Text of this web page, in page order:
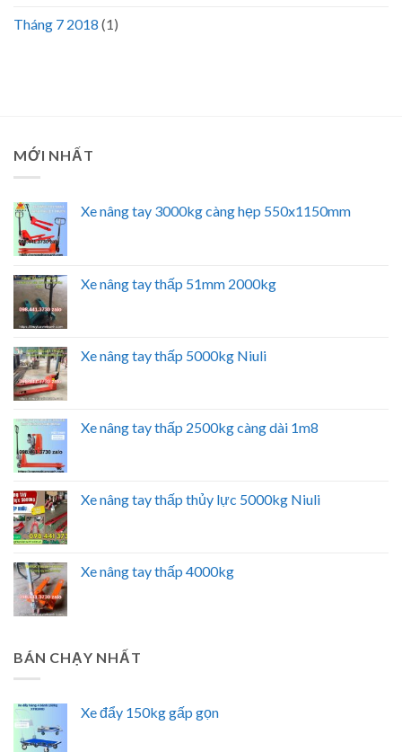
Tháng 7 2018 (1)
MỚI NHẤT
Xe nâng tay 3000kg càng hẹp 550x1150mm
Xe nâng tay thấp 51mm 2000kg
Xe nâng tay thấp 5000kg Niuli
Xe nâng tay thấp 2500kg càng dài 1m8
Xe nâng tay thấp thủy lực 5000kg Niuli
Xe nâng tay thấp 4000kg
BÁN CHẠY NHẤT
Xe đẩy 150kg gấp gọn